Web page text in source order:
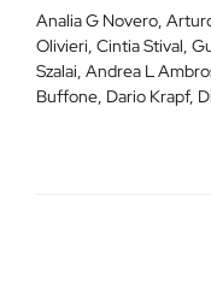
Analia G Novero,
Olivieri, Cintia Stival,
Szalai, Andrea L
Buffone, Dario Krapf,